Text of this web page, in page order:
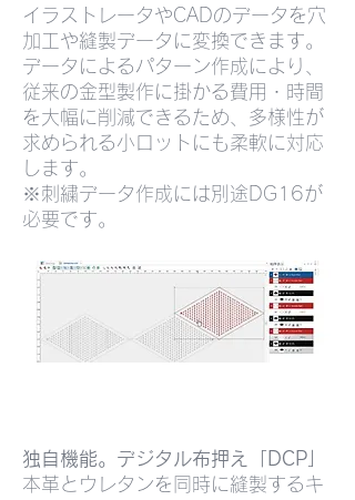
イラストレータやCADのデータを穴
加工や縫製データに変換できます。
データによるパターン作成により、
従来の金型製作に掛かる費用・時間
を大幅に削減できるため、多様性が
求められる小ロットにも柔軟に対応
します。
※刺繍データ作成には別途DG16が
必要です。
独自機能。デジタル布押え「DCP」
本革とウレタンを同時に縫製するキ